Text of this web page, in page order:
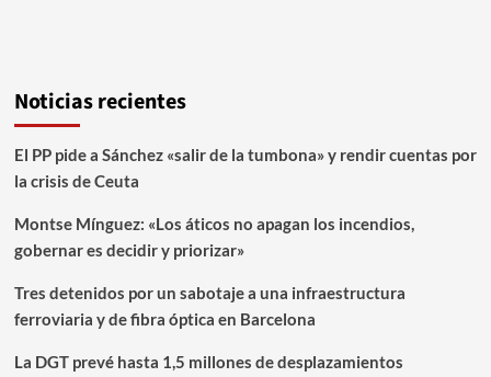
Noticias recientes
El PP pide a Sánchez «salir de la tumbona» y rendir cuentas por
la crisis de Ceuta
Montse Mínguez: «Los áticos no apagan los incendios,
gobernar es decidir y priorizar»
Tres detenidos por un sabotaje a una infraestructura
ferroviaria y de fibra óptica en Barcelona
La DGT prevé hasta 1,5 millones de desplazamientos